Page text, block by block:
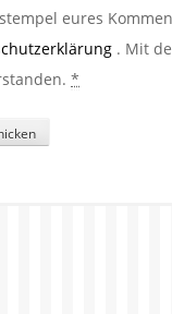
eures
. Mit
*